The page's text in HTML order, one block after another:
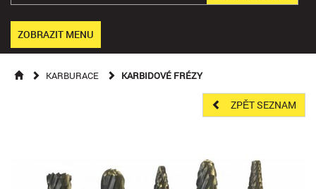
ZOBRAZIT MENU
KARBURACE KARBIDOVÉ FRÉZY
ZPĚT SEZNAM